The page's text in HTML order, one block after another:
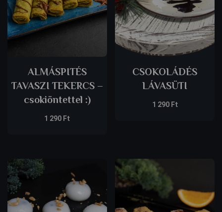
ALMÁSPITÉS
TAVASZI TEKERCS –
csokiöntettel :)
1 290Ft
CSOKOLÁDÉS
LÁVASÜTI
1 290Ft